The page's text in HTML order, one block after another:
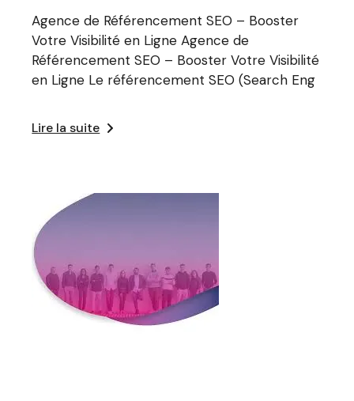
Agence de Référencement SEO – Booster
Votre Visibilité en Ligne Agence de
Référencement SEO – Booster Votre Visibilité
en Ligne Le référencement SEO (Search Eng
Lire la suite